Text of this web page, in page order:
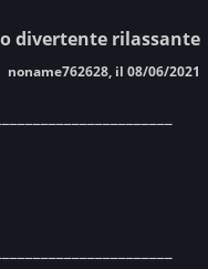
divertente rilassante
noname762628, il 08/06/2021